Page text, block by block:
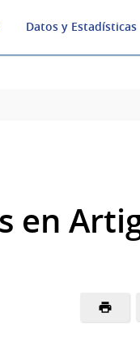
Datos y Estadísticas
en